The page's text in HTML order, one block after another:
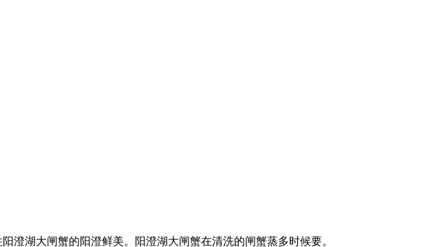
澄湖大闸蟹的阳澄鲜美。阳澄湖大闸蟹在清洗的闸蟹蒸多时候要。